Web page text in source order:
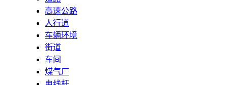
高速公路
人行道
车辆环境
街道
车间
煤气厂